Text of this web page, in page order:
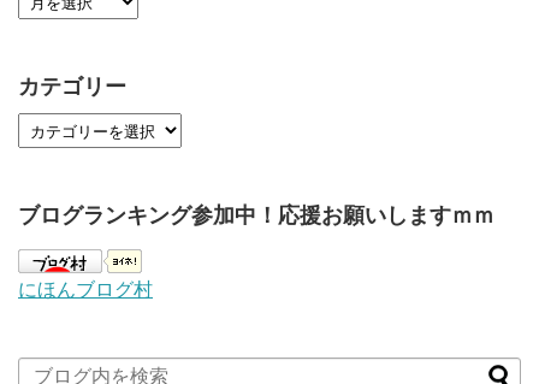
カテゴリー
ブログランキング参加中！応援お願いしますｍｍ
にほんブログ村